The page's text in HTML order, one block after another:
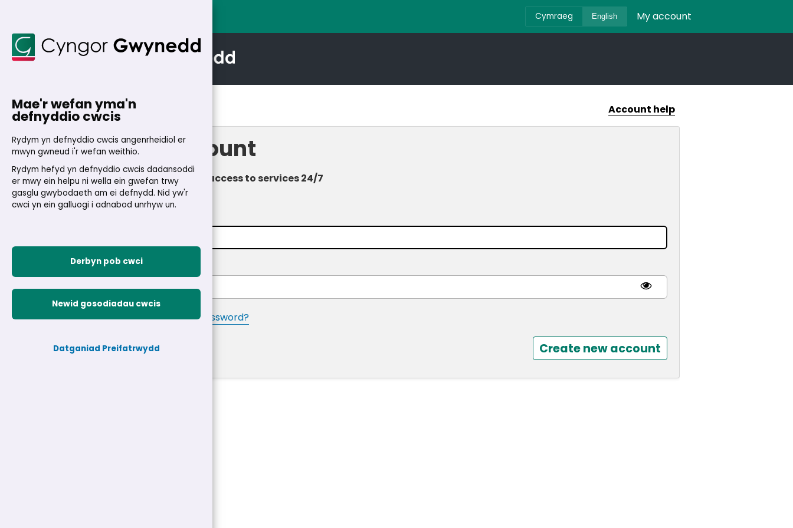
Cymraeg English My account
Home Account help
My Account
Fast and secure access to services 24/7
Login
Password
Forgotten your password?
Log in Create new account
Mae'r wefan yma'n
defnyddio cwcis
Rydym yn defnyddio cwcis angenrheidiol er
mwyn gwneud i'r wefan weithio.
Rydym hefyd yn defnyddio cwcis dadansoddi
er mwy ein helpu ni wella ein gwefan trwy
gasglu gwybodaeth am ei defnydd. Nid yw'r
cwci yn ein galluogi i adnabod unrhyw un.
Derbyn pob cwci
Newid gosodiadau cwcis
Datganiad Preifatrwydd